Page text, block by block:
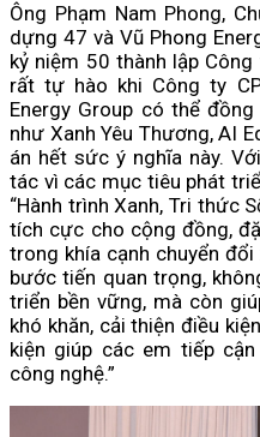
Ông Phạm Nam Phong,
dựng 47 và Vũ Phong
kỷ niệm 50 thành lập
rất tự hào khi Công ty
Energy Group có thể
như Xanh Yêu Thương, AI
án hết sức ý nghĩa này.
tác vì các mục tiêu phát
“Hành trình Xanh, Tri thức
tích cực cho cộng đồng,
trong khía cạnh chuyển
bước tiến quan trọng,
triển bền vững, mà còn
khó khăn, cải thiện điều
kiện giúp các em tiếp
công nghệ.”